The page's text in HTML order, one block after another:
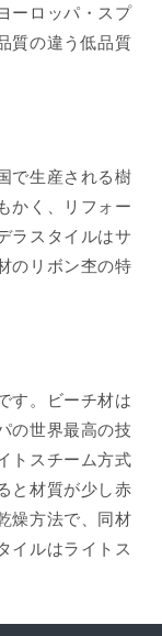
ーロッパ・スプ
質の違う低品質
で生産される樹
かく、リフォー
ラスタイルはサ
のリボン杢の特
す。ビーチ材は
の世界最高の技
トスチーム方式
と材質が少し赤
燥方法で、同材
イルはライトス